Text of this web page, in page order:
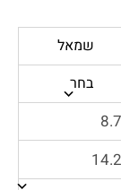
שמאל
בחר